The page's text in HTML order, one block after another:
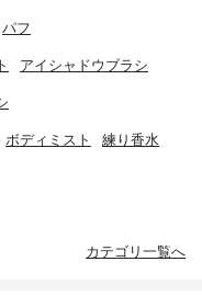
パフ
アイシャドウブラシ
ボディミスト 練り香水
カテゴリ一覧へ